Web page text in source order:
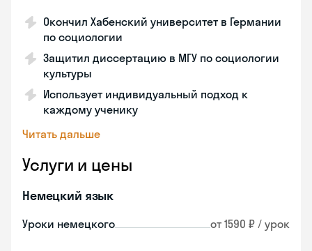
Окончил Хабенский университет в Германии
по социологии
Защитил диссертацию в МГУ по социологии
культуры
Использует индивидуальный подход к
каждому ученику
Читать дальше
Услуги и цены
Немецкий язык
Уроки немецкого от 1590 ₽ / урок